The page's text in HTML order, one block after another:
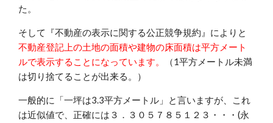
た。
そして『不動産の表示に関する公正競争規約』によりと
不動産登記上の土地の面積や建物の床面積は平方メート
ルで表示することになっています。
（1平方メートル未満
は切り捨てることが出来る。）
一般的に「一坪は3.3平方メートル」と言いますが、これ
は近似値で、正確には３．３０５７８５１２３・・・(永